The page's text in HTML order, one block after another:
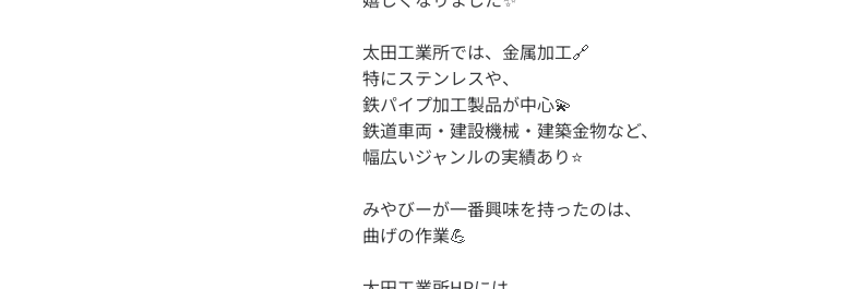
太田工業所では、金属加工🔗
特にステンレスや、
鉄パイプ加工製品が中心💫
鉄道車両・建設機械・建築金物など、
みやびーが一番興味を持ったのは、